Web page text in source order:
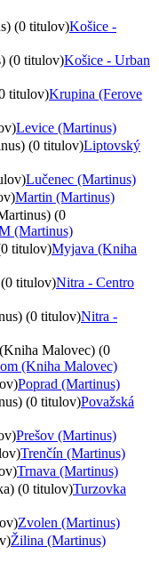
(0 titulov)Košice -
(0 titulov)Košice - Urban
titulov)Krupina (Ferove
Levice (Martinus)
(0 titulov)Liptovský
Lučenec (Martinus)
Martin (Martinus)
(0
(Martinus)
titulov)Myjava (Kniha
titulov)Nitra - Centro
(0 titulov)Nitra -
Malovec) (0
(Kniha Malovec)
Poprad (Martinus)
(0 titulov)Považská
Prešov (Martinus)
Trenčín (Martinus)
Trnava (Martinus)
(0 titulov)Turzovka
Zvolen (Martinus)
Žilina (Martinus)